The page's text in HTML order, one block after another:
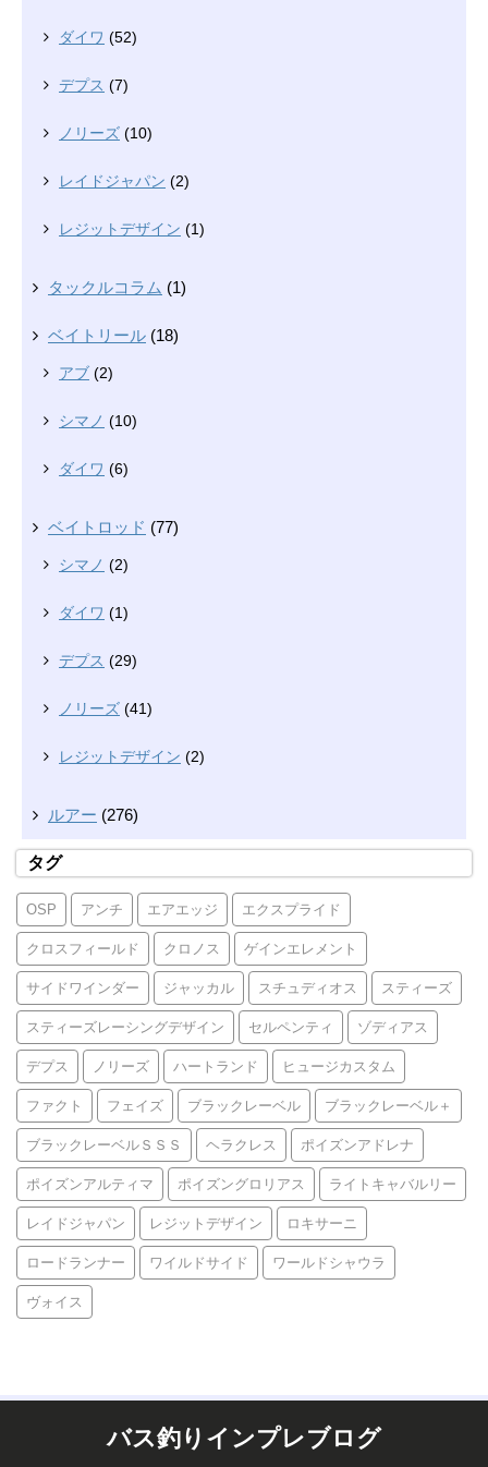
ダイワ (52)
デプス (7)
ノリーズ (10)
レイドジャパン (2)
レジットデザイン (1)
タックルコラム (1)
ベイトリール (18)
アブ (2)
シマノ (10)
ダイワ (6)
ベイトロッド (77)
シマノ (2)
ダイワ (1)
デプス (29)
ノリーズ (41)
レジットデザイン (2)
ルアー (276)
タグ
OSP アンチ エアエッジ エクスプライド
クロスフィールド クロノス ゲインエレメント
サイドワインダー ジャッカル スチュディオス スティーズ
スティーズレーシングデザイン セルペンティ ゾディアス
デプス ノリーズ ハートランド ヒュージカスタム
ファクト フェイズ ブラックレーベル ブラックレーベル＋
ブラックレーベルＳＳＳ ヘラクレス ポイズンアドレナ
ポイズンアルティマ ポイズングロリアス ライトキャバルリー
レイドジャパン レジットデザイン ロキサーニ
ロードランナー ワイルドサイド ワールドシャウラ
ヴォイス
バス釣りインプレブログ